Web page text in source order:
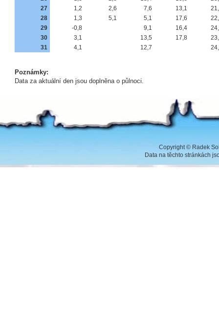
27
1,2 2,6 7,6 13,1
28
1,3 5,1 5,1 17,6
29
-0,8 9,1 16,4
30
3,1 13,5 17,8
31
4,1 12,7
Poznámky:
Data za aktuální den jsou doplněna o půlnoci.
Copyright© Radek
Data na těchto stránkách